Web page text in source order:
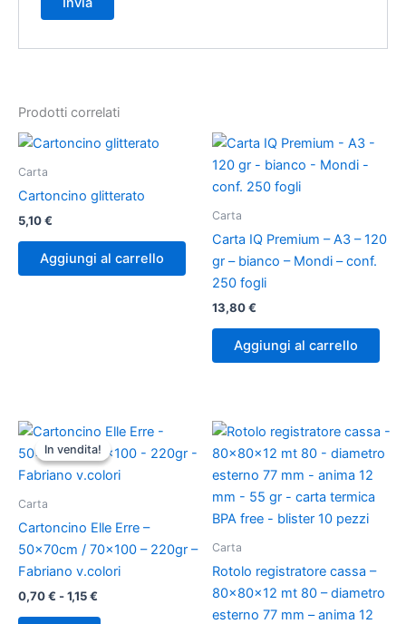
Prodotti correlati
Carta
Cartoncino glitterato
5,10€
Aggiungi al carrello
Carta
Carta IQ Premium – A3 – 120
gr – bianco – Mondi – conf.
250 fogli
13,80€
Aggiungi al carrello
In vendita!
In vendita!
Carta
Cartoncino Elle Erre –
50x70cm / 70×100 – 220gr –
Fabriano v.colori
0,70€ -1,15€
Fascia
di
prezzo:
da
1,15 €
Questo
prodotto
ha
Carta
Rotolo registratore cassa –
80x80x12 mt 80 – diametro
esterno 77 mm – anima 12